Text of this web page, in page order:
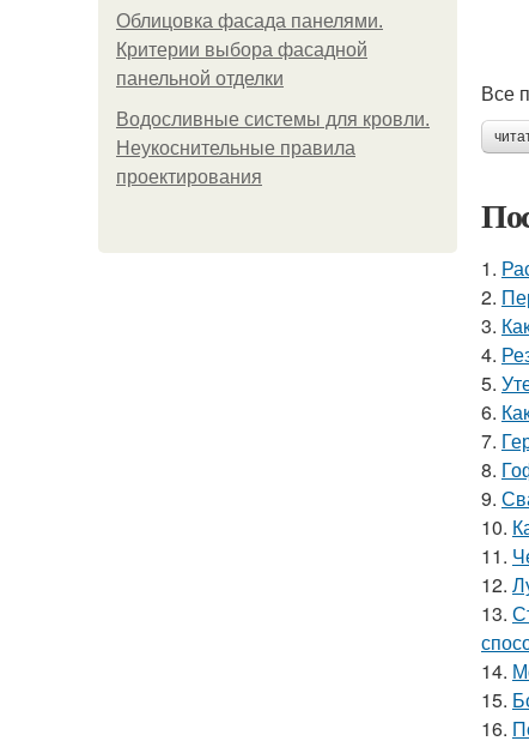
Облицовка фасада панелями.
Критерии выбора фасадной
панельной отделки
Водосливные системы для кровли.
Неукоснительные правила
проектирования
Все
1.
2.
3.
4.
5.
6.
7.
8.
9.
10.
11.
12.
13.
14.
15.
16.